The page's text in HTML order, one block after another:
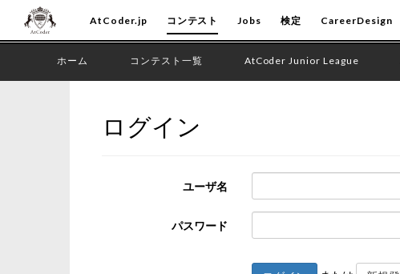
AtCoder.jp コンテスト Jobs 検定 CareerDesign
ホーム コンテスト一覧 AtCoder Junior League
ログイン
ユーザ名
パスワード